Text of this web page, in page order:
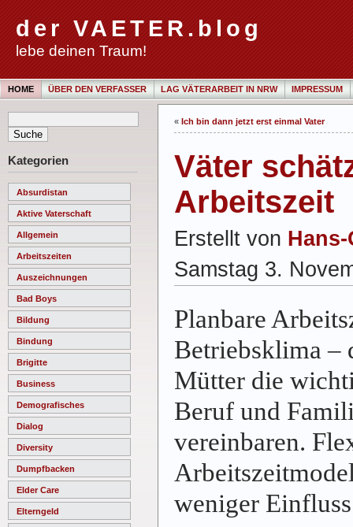
der VAETER.blog
lebe deinen Traum!
HOME ÜBER DEN VERFASSER LAG VÄTERARBEIT IN NRW IMPRESSUM
Kategorien
Absurdistan
Aktive Vaterschaft
Allgemein
Arbeitszeiten
Auszeichnungen
Bad Boys
Bildung
Bindung
Brigitte
Business
Demografisches
Dialog
Diversity
Dumpfbacken
Elder Care
Elterngeld
« Ich bin dann jetzt erst einmal Vater
Väter
Arbeitszeit
Erstellt von
Samstag 3.
Planbare
Betriebsklima –
Mütter die
Beruf und
vereinbaren.
weniger